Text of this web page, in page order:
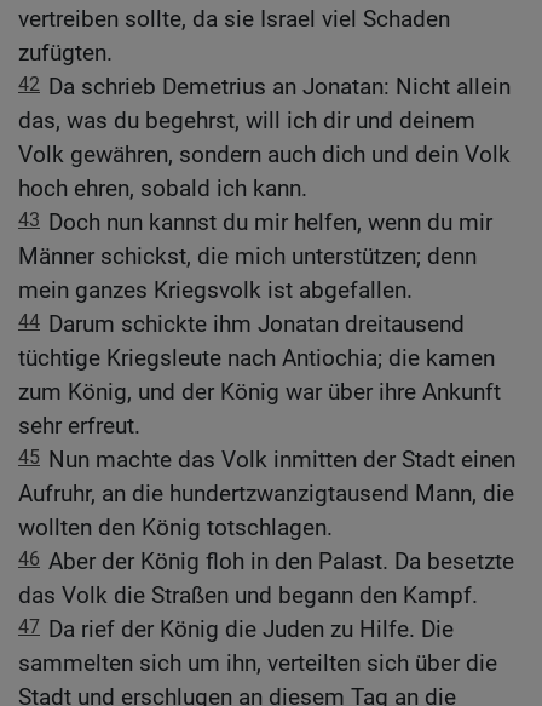
vertreiben sollte, da sie Israel viel Schaden
zufügten.
42 Da schrieb Demetrius an Jonatan: Nicht allein
das, was du begehrst, will ich dir und deinem
Volk gewähren, sondern auch dich und dein Volk
hoch ehren, sobald ich kann.
43 Doch nun kannst du mir helfen, wenn du mir
Männer schickst, die mich unterstützen; denn
mein ganzes Kriegsvolk ist abgefallen.
44 Darum schickte ihm Jonatan dreitausend
tüchtige Kriegsleute nach Antiochia; die kamen
zum König, und der König war über ihre Ankunft
sehr erfreut.
45 Nun machte das Volk inmitten der Stadt einen
Aufruhr, an die hundertzwanzigtausend Mann, die
wollten den König totschlagen.
46 Aber der König floh in den Palast. Da besetzte
das Volk die Straßen und begann den Kampf.
47 Da rief der König die Juden zu Hilfe. Die
sammelten sich um ihn, verteilten sich über die
Stadt und erschlugen an diesem Tag an die